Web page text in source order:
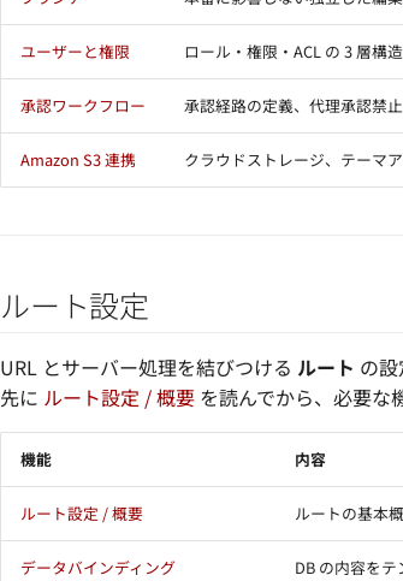
ユーザーと権限 ロール・権限・ACL の 3 層構造
承認ワークフロー 承認経路の定義、代理承認禁
Amazon S3 連携 クラウドストレージ、テーマ
ルート設定
URL とサーバー処理を結びつける ルート の
先に ルート設定 / 概要 を読んでから、必要な
機能 内容
ルート設定 / 概要 ルートの基本
データバインディング DB の内容を